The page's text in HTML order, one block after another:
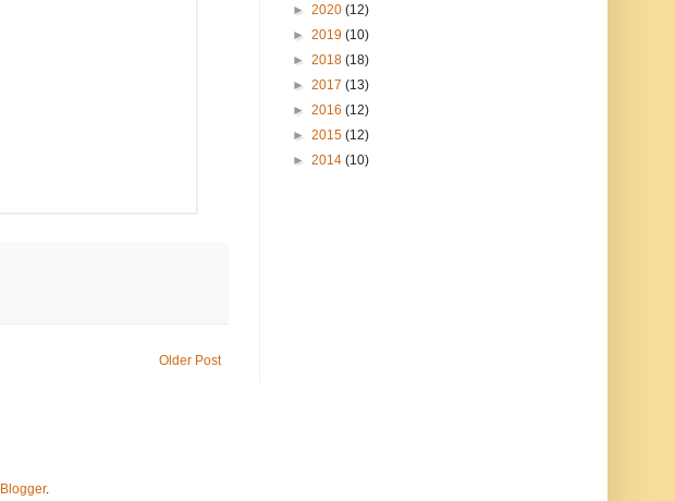
Older Post
► 2020 (12)
► 2019 (10)
► 2018 (18)
► 2017 (13)
► 2016 (12)
► 2015 (12)
► 2014 (10)
Blogger.